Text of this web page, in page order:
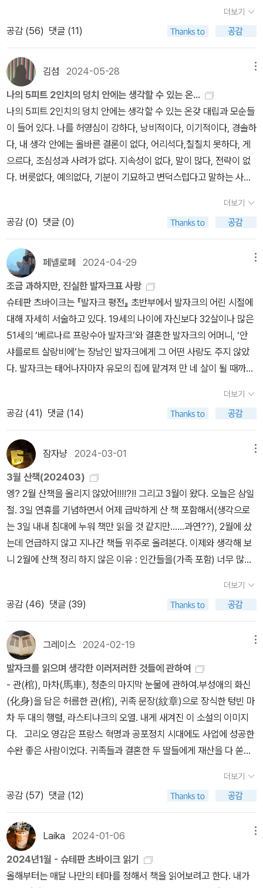
상 확장하지 않았다. 오직 단 한 명의 인물, 한스카 부인만이 뒷날 여
기 덧붙여져서 그의 생애의 중심점이자 진정한 심장이 되는 것이다.
(222쪽)​ 사랑과 마찬가지로 그의 삶은 엉망이었다. 정열적으로 일을
한 만큼 돈이 따라주었다면 그가 평생 빚쟁이들을 피해 다닐 일도 없
었을 텐데, 투자와 사업에 대한 근거없는 자신감이 그를 어렵게 만들
었다. 이럴 때는 신은 공평하다고 해야겠지? 그토록 훌륭한 작품을
주는 대신에 형편없는 경제감각을 그에게 주었으니. -3년 동안의 사
업가 활동에서 얻게 된 10만 프랑의 빚은 그에게 시시포스의 돌이 되
었다. 그는 일생동안 근육을 거의 망가뜨리면서 이 돌을 꼭대기로 굴
려올리곤 했지만, 언제나 다시 아래로 굴러떨어졌다. 생애 최초의 이
잘못은 그를 언제까지나 채무자로 남도록 운명지었다. (152쪽)​-그는
다.'(154쪽)​-운명은 그의 안에 있는 정치가가 자신의 재능을 장관실
꿈꾸던 재산을 얻을 기회를 거절하였으며, 그가 추구하던 부유한 과
부들이 그에게로 갈 길을 모두 가로막았다. 운명은 초기에 그가 가졌
던 언론계에 대한 정열을 모든 신문잡지에 대한 혐오감과 구토로 바
꾸어버렸다. 그를 되쫓아보내 책상 앞에 붙잡아두기 위해서였다. 이
책상에서부터 그의 천재성은 의회, 증권거래소, 우아한 소비생활의
좁다란 영역이 아니라 전세계를 지배할 수 있게 되었다. (183쪽)​-아
직 쓰이지도 않은 소설들이 언제나 미리 팔리고 저당에 잡혀 있었다.
(248쪽)​-글을 쓰는 손인 오른손이 끈질기게 되취된 듯이 빠른 속도
로 일한 것을, 낭비하는 손인 왼손이 마구잡이로 없애버렸다. (391
쪽)​-발자크가 자신의 환상을 작업으로 바꾸면 그 환상은 그에게 수십
돈으로 바꾸려고만 하면 빚만 쌓이고, 그 결과 수십 배, 수백 배의 노
동이 대가로 돌아왔다. (482쪽)​-그는 시계며 도자기, 그림들, 가구들
만을 수집한 것이 아니라 삶이 자기에게 거절한 것도 수집하였다. 한
가한 시간들, 여자와의 산책, 이국의 풍경 속에서 아무에게도 위협받
지 않는 긴 사랑의 밤들, 귀족 숭배자들의 경탄 등이었다. (605쪽)
대책없는 인물이었던 그는 어떤 이미지를 남겼을까?-그는 굵은 허리
를 한 키가 작은 젊은 남자였다. 재단이 나쁜 옷을 입은 결과 그의 허
리는 더욱 굵어보였다. 모자는 끔찍한 모습이었지만 그것을 벗고 그
그의 얼굴만을 보았다. 그를 보지 못한 사람은 전혀 짐작할 수 없다.
그가 어떤 이마와 어떤 눈을 하고 있는지! 온통 광채로 뒤덮인 넓은 이
마, 달변만큼이나 인상적인 황금빛 도는 갈색 눈, 코는 두텁고 네모졌
고, 입은 엄청나게 컸고, 상한 이를 가지고 있음에도 언제나 웃느라고
벌어졌다. 두둑한 콧수염을 기르고 머리카락은 매우 길어서 어깨 너
머로 떨어져내렸다. '(169쪽)​-그에게 푸른 앞치마를 둘러주고 남프
랑스 어떤 술집의 판매대 뒤에 세워놓고 보면 이 선량하고 쾌활한 남
자를, 손님에게 술을 따라주면서 그들과 유쾌하게 지껄여대는 글도
못 읽는 술집 주인과 구별할 수 없을 것이다. (194쪽)​-농부의 손자이
자 시민의 아들이고 구제불능 천민인 발자크는 신체의 생김새만 해도
귀족적인 풍모나 태도를 희망할 수 없는 처지였다. 궁정 재단사 뷔송
도, 황금단추들도, 뾰족한 주름장식도 이 건장하고 살찐 붉은 뺩을 가
람에게 고귀한 겉모습을 만들어줄 수는 없었다. (228쪽) 연예인 중에
서도 그런 사람들이 있다. 꽤 괜찮은 사람 같은데 조금만 자제하거나,
자신을 가꿀 줄 알면 참 좋을 텐데 하는. 발자크도 그랬던 것 같다. 낭
비벽이 조금만 없었더라면, 광대짓을 하는 걸 그만 뒀더라면, 잘 알지
도 못하는 사업에 뛰어드는 일은 하지 않았더라면. 그러나, 그것이 모
크의 탄생부터 말년에 이르기까지 작가의 인생행로를 650여 페이지
었던 아버지에게서 ‘생명력과 이야기에 대한 애착’(p.28)을, 냉정하
고 질책만 가하던 어머니에게서 애정의 결핍을 물려받은 발자크가 생
을 엮어가는 과정이 생생하게 묘사된다. 냉담한 어머니에게서 쫓겨나
온 감옥 같은 기숙학교에서 발자크를 구원해준 것은 도서관의 책들이
었다. 글을 쓰겠다는 발자크의 의지와 열망은 가족들의 반대에 저항
하며 ‘가장 형편없고 비참하고 불쾌한 방’(p.58)에서 꽃피기 시작한
다. 츠바이크는 수도승 같은 생활을 하며 ‘자유롭기를, 유명해지기
를’(p.74) 간절히 바랐던 발자크의 창작열을 ‘갈레 선(船)의 노
예’(p.89)에 비유한다. 발자크는 자유롭기 위해 부모에게 도움을 요
위해 남몰래 글을 끄적거리는 노예’(p.88)가 되기를 자처하며 쉼없
이 글을 썼다. ‘어떤 장르, 어떤 주문, 어떤 공저(共著)도 상관하지
않’(p.93)고 기계처럼 써내려가는 모습을 확인할 수 있다. 글과 자
유에 대한 갈망이 ‘가족의 노예상태에서 해방시켜줄 수 있는 어떤 여
자하고도 결합할 각오’(p.105)를 실현시켜 나가는 과정 또한 흥미롭
다. 어린 시절 어머니에게서 얻지 못한 ‘거친 내면을 섬세하게 만들어
주고 매끄럽게 해줄 손길’(p.114)을 가진 연상의 여인 베르니 부인,
‘헌신과 정직성의 능력’(p.208)을 갖춘 쥘마 카로, ‘생애의 중심점이
자 진정한 심장’(p.222)이 되는 한스카 부인, 경제적 자유를 기대하
며 만났던 여러 귀족 부인은 발자크의 인생에 빠짐없이 등장하는 동
반자였다. 삶의 중심축이 창작에 있었다면 이를 굴러가게 할 보조바
오른다”(p.242) 츠바이크는 발자크의 하루를 시간대별로 기록함으
한 창작 노동자였음을 증언한다. 책은 가난한 노예처럼 글을 쓰는
일면에 사치스러운 지출을 통한 망상이 자리잡고 있는 발자크의 아이
러니한 면모를 기술하기도 한다. 글로써 유명해지고자 했던 욕망은
여러 사업에의 도전과 실패, 귀족같은 화려한 생활로 점철되었다. 부
지런히 글을 팔았지만 대차대조표의 마이너스를 지우기에는 턱없이
부족했다. “그의 내부에 있는 어떤 것은 - 그리고 그것은 어쩌면 그의
존재의 가장 내면적인 본질일 것이다 – 그의 외적인 삶의 온갖 파국에
전혀 관여하지 않았고, 이 태풍을, 안전한 육지에서 미쳐 날뛰는 바다
를 쳐다볼 때와 같은 긴장된 호기심으로 바라만 보았다.”(p.426) 그
러나 압류, 소송, 파산, 난국, 감옥에서 보낸 시간들조차 발자크의 창
이에 대해 츠바이크는 “상황이 그를 무겁게 짓누를수록 수은기압계
처럼 그의 생명욕구는 위로 올라갔다”(p.427)라 해석한다. <츠바
이크의 발자크 평전>은 츠바이크의 생동감 넘치는 묘사와 위트있는
문체를 통해 건조할 수 있는 평전을 다이내믹한 인생드라마로 바꾸어
놓았다. 발자크의 족적을 따라다니며 밀착취재하듯 써내려간 원고는
친구인 프리덴탈에게 전해져 수정작업을 거쳐 세상에 나오게 되었다.
프리덴탈은 츠바이크의 발자크에 대한 표상을 “전쟁이 터지기 직전
에 그가 이사했던, 바스(Bath)에 있는 집의 작은 서재는 발자크 박물
바이크가 10년을 기울여 치밀하게 재구성해나간 발자크의 생애는 천
재적 창작기질, 노예노동과 같은 부단한 집필작업에 자신의 모든 시
간을 쏟아부은 위대한 인간을 확인시킨다. 결핍된 모성애와 성공을
향한 열망에서 발현된 귀족 여인들과의 교제에서는 범인(凡人) 발자
크를 만나기도 한다. 평소 발자크의 작품에 관심이 있던 독자에게는
흥미로운 에피소드들이 작가와 작품세계를 이해하는 단초를 제공해
줄 수 있다. 반면 발자크를 처음 접하는 이에게는 상당한 분량의 연애
때면 잘츠부르크를 떠나 있다가 되돌아왔다고 한다.잘츠부르크에서
생활은 1920년에 결혼한 첫아내 프리데리카와 함께했으나 나치의
째 아내가 되는 로테 알트만과의 불륜이 발각되면서 츠바이크는 193
8년 프리데리카와 이혼하고(그렇지만 이혼 뒤에도 두 시람은 편지를
교환하며 친구로 지냈다고) 이듬해에 로테와 재혼한다. 1940년 2차
대전이 격화하면서 유럽도 안전하지 못하다는 판단이 들자 츠바이크
는 미국으로 떠난다. 미국에서도 마음의 안정을 얻지 못한 츠바이크
가 최종 망명지로 선택한 곳이 브라질이다. 그는 브라질을 ‘미래의 나
라‘라고 불렀다. ‘어제의 세계‘를 떠나 ‘미래의 나라‘로 온 셈. 그렇지
만 전쟁이 장기회되고 심한 우울증에 시달리던 츠바이크는 1942년
한 집안의 차남으로 태어나 당대의 베스트셀러 작가로 인기를 누렸던
츠바이크의 마지막이 머나먼 나라 브라질에서의 자살일 것이라고 누
가 예상할 수 있었을까.짐작에 츠바이크는 국내에서 가장 많이 읽히
는 오스트리아 작가다(오스트리아 작가라기보다는 독어 작가로, 아니
면 그냥 ‘츠바이크‘로 읽히는 듯싶지만). 작가로서 츠바이크의 성취는
무엇인가? 작가 평전(그는 세계 3대 전기작가다. 나머지 두명이 누구
인지 모른다는 게 함정이지만)과 몇몇 인상적인 중편소설을 떠올리게
되지만, 그에 더해서 자서전 <어제의 세계>를 빼놓을 수 없다. 나는
전기와 소설, 자서전이라는 세 장르가 츠바이크의 장르이고 그의 성
취는 이 세 장르에 고르게 배분돼 있다고 생각한다. 비록 생전의 그의
인기와 대중성이 시기와 의혹의 대상이 되기도 했다지만 그 인기와
>, 그리고 <어제의 세계>만으로도 츠바이크는 오래 기억되고 사랑받
을 만한 작가다. 잘츠부르크의 츠바이크센터 방문의 의의를 되짚어보
면서 내리게 되는 결론이다...
크의 실제 삶은 자신이 쓴 소설의 내용보다 더 소설적이고 파란만장
하다. 태어난 지 얼마 되지도 않아 유모의 손에 맡겨지고 오랜 기간 기
숙학교에서 생활한 발자크는 부모의 정을 전혀 받지 못했다. 법과 대
학에 다니면서 소송 대리인과 공증인 사무실에서 실무를 익힌 발자크
는 자신의 길이 글을 쓰는 것임을 깨닫고 칩거하며 희곡과 소설을 집
필하기 시작한다. 첫 작품인 희곡 『크롬웰』이 실패하자 부모는 다시
법조계 쪽으로 발자크가 돌아가기를 원했다. 그가 그것을 거부하자
부모는 발자크에 대한 지원을 끊는다. 그는 부모에게 벗어나 독립적
으로 살기 위해 돈이 필요했다. 돈이 충분해 안정적인 생활을 유지해
야만 좋은 글을 쓸 수 있었기 때문이다. 발자크는 필명으로 그 당시 유
행하던 여러 소재의 대중소설을 엄청나게 써 댔다. 소설 공장처럼 찍
어낸 그의 소설은 인기가 있었고, 발자크는 돈을 벌기 시작했다. 발자
크는 그 후 출판업, 인쇄업, 활자 주조업 등 사업에 손을 댔고, 손대는
고, 발자크는 신이 그에게 주신 능력인 글을 써야만 빚을 갚을 수 있었
다. 만약 빚이 없었다면 발자크는 이렇게 많은 작품을 남기지 않을 수
도 있었다. 자신의 본명으로 출간한 첫 소설인 『올빼미 당원』과 『결혼
생리학』이 성공했고 죽을 때까지 빚과 함께 20년 동안 엄청난 양의
글을 썼다. 1799년에 태어나 1850년에 사망한 발자크 인생 전반에
는 격변한 프랑스의 역사가 있다. 발자크는 자신의 소설에 19세기 프
랑스 사회의 전반적인 것을 그대로 담아 <인간극>이라는 거대한 구
조물을 만들었다. 여기에는 90여 편의 소설이 들어 있고 등장인물이
러 다른 소설에 계속 나온다. 이 인물을 발견하는 것도 발자크 소설을
읽는 재미중 하나다. [발자크가 활동하던 시기는 낭만주의가 대세를
이루었다. 작가들은 아름다움, 숭고함, 열정을 노래했고, 이상적 사랑
을 꿈꾸었다. 독자들은 빅토르 위고의 세계에서 사회악을 고발하고
맞서 싸우는 숭고한 영웅 장발장에 열광했다. 그러나 발자크의 세계
에는 숭고함도 세상을 구원할 영웅도 없었다. 『인간극』은 모순덩어리
인 진짜 인간들의 진열장이다. 그가 그린 세상은 명료하지 않다. 정답
도 없고, 해결책도 없다. 그래서 독자들은 종종 혼란스럽다. 그러나 바
로 그것이 발자크 문학의 정수다. 인간의 희망과 실제가 다르고 이상
과 현실이 다르듯, 그는 우리의 삶이 그렇게 간단치 않음을 말해주는
듯하다. 발자크의 위대함은 인간 본질에 대한 자각과 폭로에 있다. 그
는 이들은 발자크가 묘사한 모순적인 인간에게서 자신의 모습을 목격
할 것이다. -‘오노레 드 발자크’ 서문에서] 발자크의 소설을 읽으며
계속 양가감정에 빠져있다. 그가 그려낸 세계와 입체적 인물, 문장의
표현이 대단해 소설 읽는 재미가 있지만 읽고 나서 여운이 별로 남지
않는 단점이 있다. 너무 사실적인 내용과 거의 모든 것이 설명 되어진
글이 소설적 상상력을 제한시킨다. 그것이 소설로서의 더 깊은 의미
를 얻는데 방해가 된다. 송기정 저자의 말대로 발자크는 현실의 자각
과 폭로를 그대로 해주고 있고 독자 스스로 그것을 깨달아야 한다. 하
지만 내가 생각하는 소설가로서의 역할이 조금 미미하다는 것에 아쉬
다. 적나라하게 시대를 재연해주는 작가의 풍성한 글이 매력적이었을
것이다. 발자크의 소설을 읽다보면 200년도 지난 지금과 19세기 프
했지만 지금도 여전히 법과 돈이 지배하는 세상에 우리는 살고 있다.
시대를 정확히 읽어내고, 아니 앞서 나가 다가올 시대를 예견하며 그
것을 수많은 작품에 남겼다는 사실이 발자크의 위대함이다. 또한 그
러한 면에서 발자크의 소설에서 지금 우리가 가야할 방향을 인식할
더보기
공감 (56) 댓글 (11)
김섬 2024-05-28
나의 5피트 2인치의 덩치 안에는 생각할 수 있는 온...
나의 5피트 2인치의 덩치 안에는 생각할 수 있는 온갖 대립과 모순들
이 들어 있다. 나를 허영심이 강하다, 낭비적이다, 이기적이다, 경솔하
다, 내 생각 안에는 올바른 결론이 없다, 어리석다,칠칠치 못하다, 게
으르다, 조심성과 사려가 없다. 지속성이 없다, 말이 많다, 전략이 없
다. 버릇없다, 예의없다, 기분이 기묘하고 변덕스럽다고 말하는 사람
려움이 없다, 근면하다, 말이 없다. 지극히 섬세하고 예의바르다, 언제
나 즐거워한다고 말하는 사람과 똑같이 올바르다. 마찬가지로 내가
겁쟁이라거나 참된 영웅이라고, 영리한 친구라거나 바보라고, 재능이
아주 뛰어나다거나 멍청하다고 주장할 수 있을 것이다. 나는 그 어떤
말에도 놀라지 않는다. 나라는 사람은 단지 상황이 가지고 노는 하나
의 도구일 뿐이라고 여기기로 결심하였으니까. (199)- P199기묘하
게도 그는 자신의 업적에서 더 높은 세계를 보지 않고 지금까지 자신
을 배제하였던 세속적인 영역에서만 그것을 찾으려 하였다. 이성으로
는 그를 이해할 수 없다. 알 수 없는 어떤 모순이 여기 나타난다. 이 영
역으로 ‘올라서기‘ 위해서 그는 일생 동안 자신을 낮추어야 했다. 사치
스럽게 살기 위해서 자신을 노동의 사슬에 얽어매야 했고, 우아한 모
습을 연출하기 위해서 스스로를 우스꽝스럽게 만들었다. 그러면서 모
르는 사이에 자신이 백 번이나 묘사한 법칙이 맞는다는 것을 입증해
서툰 얼간이가 된다는 법칙이었다. (226)- P226한가로운 사람, 외
면적인 것을 추구하는 천성만이 언제나 우아한 태도를 취할 수 있는-
그 자체가 하나의 예술이다-시간과 끈기를 가지는 법이다. 작업을 하
다가 겨우 한 시간을 빼내서 서둘러 뛰쳐나온 발자크는 몸치장을 하
면서 서두른 흔적을 드러내지 않을 수 없었다. (228)- P228
더보기
공감 (0) 댓글 (0)
페넬로페 2024-04-29
조금 과하지만, 진실한 발자크표 사랑
슈테판 츠바이크는 『발자크 평전』 초반부에서 발자크의 어린 시절에
대해 자세히 서술하고 있다. 19세의 나이에 자신보다 32살이나 많은
51세의 ‘베르나르 프랑수아 발자크’와 결혼한 발자크의 어머니, ‘안
샤를로트 살랑비에’는 장남인 발자크에게 그 어떤 사랑도 주지 않았
다. 발자크는 태어나자마자 유모의 집에 맡겨져 만 네 살이 될 때까지
집에 올 수 있었다. 일곱 살이 되어 방돔의 오라트리오 수도회가 운영
하는 기숙학교에 들어가 7년 동안 있었다. 그곳은 학교였지만 발자크
에겐 감옥이나 다름없었다. ‘돈’이 대세가 되고, 부르주아 계급이 모든
것을 장악해 나갈 때, 발자크의 부모에게도 돈은 중요했다. 그들은 소
르본 대학 법률학부에 입학한 발자크를 공부만 하도록 내버려두지 않
았다. 그는 변호사와 공증인의 사무소에서 서기로 일해야 했다. 설움
과 불만을 가득 안은 채 청소년기를 보낸 발자크는 20세가 되어 작가
가 되겠다는 선언을 함으로써 부모의 뒤통수를 친다. 당연히 반대한
부모에게서의 경제적 지원은 끊어지고, 파리 레디기예르 거리 9번지
의 다락방에서 발자크는 공장 식 글쓰기를 시작한다. 그가 글을 쓰는
이유는 작가로서의 성공과 생활비를 벌기 위한 이중적인 것이었다.
발자크는 희곡 『크롬웰』을 집필해 프랑스 국립극장(Comédie-Fran
çaise)에서 상연할 계획을 세웠지만 그 작품은 실패했다. 발자크는
품을 엄청난 속도로 써대기 시작한다. 작품의 의미와 예술은 생각하
지 않았다. 한마디로 ‘소설공장’이었다. [그가 그 속에 몸을 감추고 수
상쩍은 사업을 했던 익명이라는 외투를 잘 알게 된 오늘날 우리는, 이
수치의 세월에 그가 문학적인 온갖 더러운 짓을 다 했다는 사실을 알
고 있다. 자기 소설에서 찢어낸 넝마조각으로 남의 소설을 깁고, 다시
남의 소설에서 플롯과 상황을 훔쳐내서 자신의 졸작에 이용하곤 하였
다. 온갖 종류의 짜깁기를 뻔뻔스럽게 맡았고, 남의 작품을 다림질하
고 늘리고 고치고 물들이고 유행에 맞게 뜯어고쳤다. 그는 온갖 것에
선생’은 역자 서문에서 ‘그의 소설이 가지는 결함의 목록은 상당히 길
게 이어진다. 몇 가지만 꼽아보아도 질낮은 감상주의, 신문 연재소설
투의, 때로 터무니없는 줄거리 전개, 극단적인 과장법, 치명적인 문체
의 결함등을 들 수 있다.’고 썼다. 츠바이크의 ‘발자크 평전’ 초반부
를 읽고 난 다음 완독한 발자크의 소설 『골짜기의 백합』은 츠바이크
의 해설로 도움을 많이 받았지만, 한편으로 방해가 되기도 했다. (앞
으로 발자크의 소설을 읽을 때마다 그럴 것 같다. 아는 것이 병이다.)
더보기
공감 (41) 댓글 (14)
잠자냥 2024-03-01
3월 산책(202403)
엥? 2월 산책을 올리지 않았어!!!!?!! 그리고 3월이 왔다. 오늘은 삼일
절. 3일 연휴를 기념하면서 어제 급박하게 산 책 포함해서(생각으로
는 3일 내내 침대에 누워 책만 읽을 것 같지만......과연??), 2월에 샀
는데 언급하지 않고 지나간 책들 위주로 올려본다. 이제와 생각해 보
니 2월에 산책 정리 하지 않은 이유 : 인간들을(가족 포함) 너무 많이
질러서 사진 찍고 정리할 의욕 상실->그냥 지나감(2월에 구매한 책
중 이 페이퍼에서도 언급 안 하고 지나가는 책 여전히 있음).... 지그
프리트 크라카우어, <영화의 이론 - 물리적 현실의 구원>꺄하하하하
하하하하하하하하하하. 이 책을 샀다!! 3월에 귀차니즘을 무릅쓰고
산책 페이퍼를 쓰는 이유는 98%가 이 책 때문이다. 자랑하고 싶었습
니다! 나오자마자 갖고 싶었는데 책값이 너무 비싸서 하... 손가락만
빨고 있다가 3일 연휴를 기념으로(엥?) 질렀다. 철학자이자 사회학
자, 문화비평가, 영화이론가, 소설가인 천재 지식인이자 탁월한 에세
이스트 지크프리트 크라카우어의 대표작!!! 꺄ㅎ하하하하하하학켘 책
도 넘나 아름다움. 두고두고 자손대대로(엥?! ㅋㅋㅋㅋㅋㅋㅋㅋㅋㅋ
ㅋ) 읽겠습니다~!! 샹탈 자케, <계급횡단자들 혹은 비-재생산>이것
도 너무 급박하게 읽고 싶어서 어제 샀다. 미리보기로 몇 장만 읽어도
넘나 재밌는 게 아닌가. 그러니까 ‘계급횡단자들’이란 우리말로 표현
회에서의 계급횡단(재생산)이 가능한지, 어떻게 이루어지는지를 다
양한 사례 예컨대 스탕달의 <적과 흑>이나 리처드 라이트의 <흑인
소년> 같은 문학작품을 비롯해 아니 에르노, 디디에 에리봉, 리처드
호가트의 작품과 같은 사회 전기형 자서전을 바탕으로 살펴본다. 프
더보기
공감 (46) 댓글 (39)
그레이스 2024-02-19
발자크를 읽으며 생각한 이러저러한 것들에 관하여
- 관(棺), 마차(馬車), 청춘의 마지막 눈물에 관하여.부성애의 화신
(化身)을 담은 허름한 관(棺), 귀족 문장(紋章)으로 장식한 텅빈 마
차 두 대의 행렬, 라스티냐크의 오열. 내게 새겨진 이 소설의 이미지
다. 고리오 영감은 프랑스 혁명과 공포정치 시대에도 사업에 성공한
수완 좋은 사람이었다. 귀족들과 결혼한 두 딸들에게 재산을 다 쏟아
의 욕망에만 몰두해 있다. 아버지의 모든 재산을 마지막까지 다 털어
가고, 장례식에 빈마차를 보낸다. 아버지의 관을 딸들이 따라가는 것
처럼 보이도록. 그들의 배은망덕은 “레몬을 꽉 짠 다음에 레몬 껍질을
길 모퉁이에 던져 버린 것(민음사 p.108)”과 같다. 이 소설에서 고리
오 영감은 딸의 행복을 위해서라면 무엇이든 하는 부성애(父性愛)
의 화신이다. 그가 주인공일까? 라스티냐크는 시골에서 올라와 공
부하는 법학생이다. 그는 파리의 삶을 통해 자신과 가족들의 가난에
더보기
공감 (57) 댓글 (12)
Laika 2024-01-06
2024년1월 - 슈테판 츠바이크 읽기
올해부터는 매달 나만의 테마를 정해서 책을 읽어보려고 한다. 내가